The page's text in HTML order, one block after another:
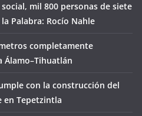
mil 800 personas de siete
Palabra: Rocío Nahle
completamente
Álamo–Tihuatlán
con la construcción del
en Tepetzintla